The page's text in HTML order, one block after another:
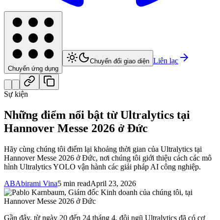
Chuyển ứng dụng
Chuyển đổi giao diện Liên lạc
Sự kiện
Những điểm nổi bật từ Ultralytics tại
Hannover Messe 2026 ở Đức
Hãy cùng chúng tôi điểm lại khoảng thời gian của Ultralytics tại
Hannover Messe 2026 ở Đức, nơi chúng tôi giới thiệu cách các mô
hình Ultralytics YOLO vận hành các giải pháp AI công nghiệp.
ABAbirami Vina5 min readApril 23, 2026
Gần đây, từ ngày 20 đến 24 tháng 4, đội ngũ Ultralytics đã có cơ